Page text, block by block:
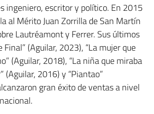
ingeniero, escritor y político. En 2015
al Mérito Juan Zorrilla de San Martín
Lautréamont y Ferrer. Sus últimos
Final” (Aguilar, 2023), “La mujer que
(Aguilar, 2018), “La niña que miraba
(Aguilar, 2016) y “Piantao”
gran éxito de ventas a nivel